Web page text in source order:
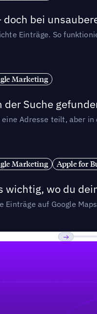
bei
Einträge. So
Marketing
Suche
Adresse teilt, aber
Marketing Apple for
wichtig, wo du
auf Google